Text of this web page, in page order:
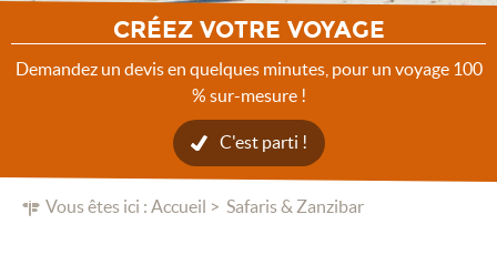
CRÉEZ VOTRE VOYAGE
Demandez un devis en quelques minutes, pour un voyage 100
% sur-mesure !
C'est parti !
Vous êtes ici : Accueil Safaris & Zanzibar